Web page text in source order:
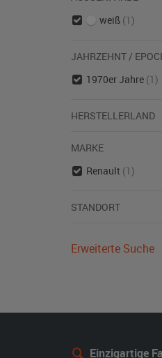
weiß (1)
JAHRZEHNT /
1970er Jahre (1)
HERSTELLERLAND
MARKE
Renault (1)
STANDORT
Erweiterte Suche
Einzigartige